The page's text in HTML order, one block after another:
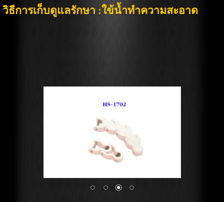
วิธีการเก็บดูแลรักษา :ใข้น้ำทำความสะอาด